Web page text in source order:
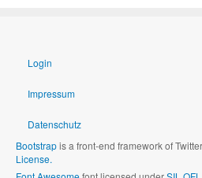
Login
Impressum
Datenschutz
Bootstrapis a front-end framework of
License.